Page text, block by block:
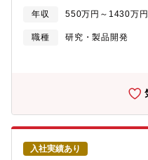
いながら、実装観点で製品仕
接技術議論を通じて構想から
を募集します。【業務内容】
性、熱、絶縁、信頼性評価を
却構造、絶縁／放熱材料、構
まえた製品仕様の立案、およ
衝・製品提案・社内外関係者
携した量産設計・立上げ推進
車・産業機器の中核部品であ
の技術判断で形にできるやり
年収 550万円～1430万円
職種
研究・製品開発
入社実績あり